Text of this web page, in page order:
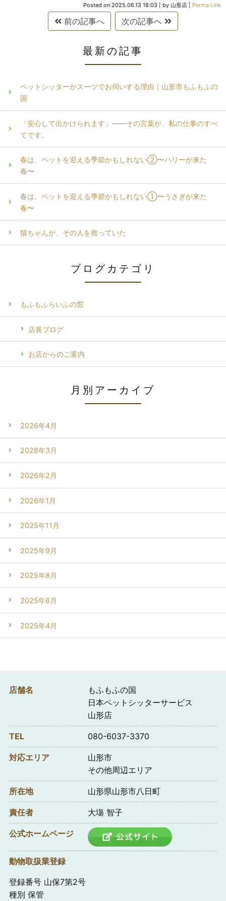
Posted on 2025.06.13 18:03 by 山形店 Perma Link
前の記事へ 次の記事へ
最新の記事
ペットシッターがスーツでお伺いする理由｜山形市もふもふの
国
「安心して出かけられます」——その言葉が、私の仕事のすべ
てです。
春は、ペットを迎える季節かもしれない②〜ハリーが来た
春〜
春は、ペットを迎える季節かもしれない①〜うさぎが来た
春〜
猫ちゃんが、その人を救っていた
ブログカテゴリ
もふもふらいふの窓
店長ブログ
お店からのご案内
月別アーカイブ
2026年4月
2026年3月
2026年2月
2026年1月
2025年11月
2025年9月
2025年8月
2025年6月
2025年4月
店舗名
もふもふの国
日本ペットシッターサービス
山形店
TEL 080-6037-3370
対応エリア
山形市
その他周辺エリア
所在地 山形県山形市八日町
責任者 大塲 智子
公式ホームページ
動物取扱業登録
登録番号 山保7第2号
種別 保管